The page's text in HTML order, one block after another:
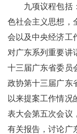
九项议程包括：
色社会主义思想，
会以及中央经济工
对广东系列重要讲
十三届广东省委员
政协第十三届广东
以来提案工作情况
表大会第五次会议
有关报告，讨论广